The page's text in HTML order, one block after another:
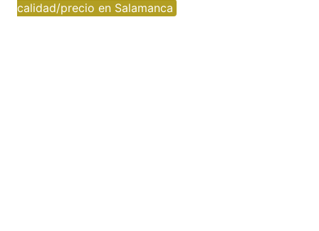
calidad/precio en Salamanca